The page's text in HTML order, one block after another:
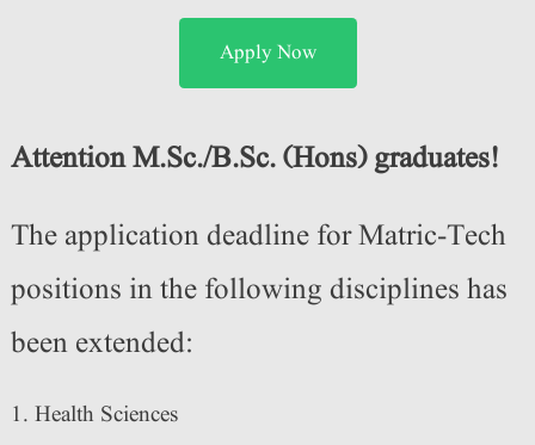
Apply Now
Attention M.Sc./B.Sc. (Hons) graduates!
The application deadline for Matric-Tech
positions in the following disciplines has
been extended:
Health Sciences